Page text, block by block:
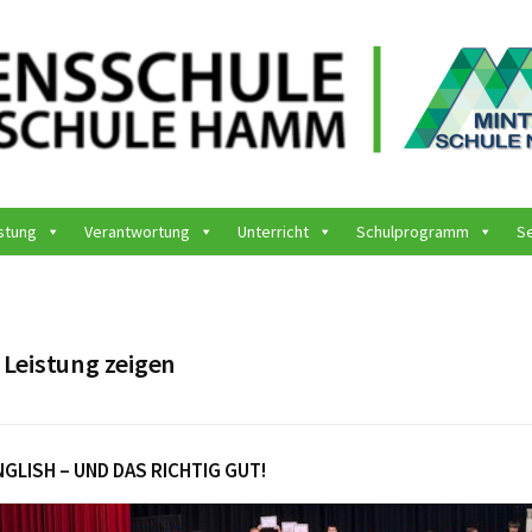
Verantwortung Unterricht Schulprogramm
Leistung zeigen
– UND DAS RICHTIG GUT!